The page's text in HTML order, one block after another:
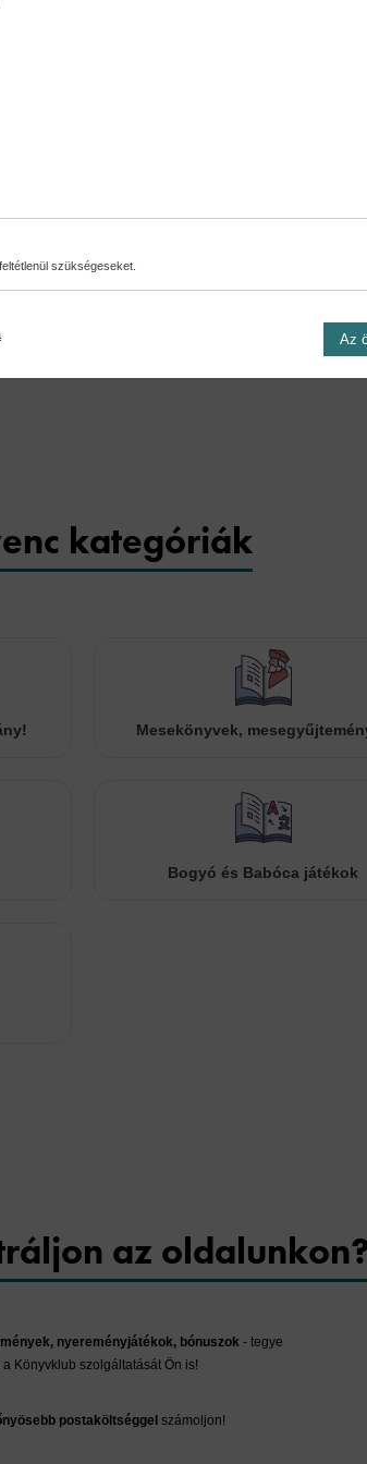
kategóriák
Mesekönyvek,
Bogyó és Babóca játékok
az
nyereményjátékok, bónuszok - tegye
a Könyvklub szolgáltatását Ön is!
postaköltséggelszámoljon!
szükségeseket.
Az